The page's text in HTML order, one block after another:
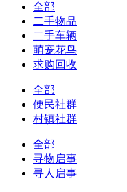
全部
二手物品
二手车辆
萌宠花鸟
求购回收
全部
便民社群
村镇社群
全部
寻物启事
寻人启事